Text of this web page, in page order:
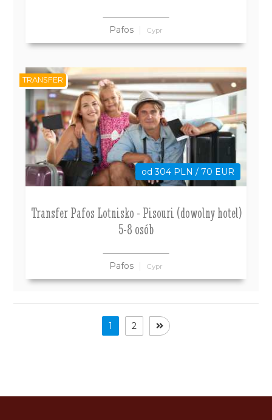
Pafos Cypr
od 304 PLN / 70 EUR
Transfer Pafos Lotnisko - Pisouri (dowolny hotel)
5-8 osób
Pafos Cypr
TRANSFER
1 2